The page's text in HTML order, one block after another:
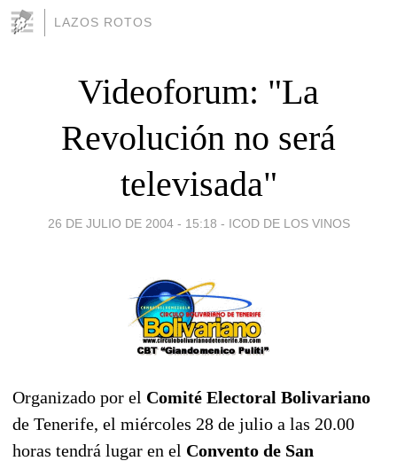
LAZOS ROTOS
Videoforum: "La
Revolución no será
televisada"
26 DE JULIO DE 2004 - 15:18 - ICOD DE LOS VINOS
Organizado por el Comité Electoral Bolivariano
de Tenerife, el miércoles 28 de julio a las 20.00
horas tendrá lugar en el Convento de San